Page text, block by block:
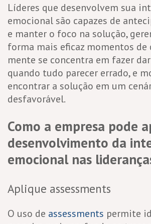
Líderes que desenvolvem sua
emocional são capazes de
e manter o foco na solução,
forma mais eficaz momentos de
mente se concentra em fazer
quando tudo parecer errado, e
encontrar a solução em um
desfavorável.
Como a empresa pode
desenvolvimento da
emocional nas
Aplique assessments
O uso de assessments permite